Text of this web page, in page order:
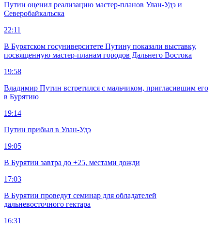
Путин оценил реализацию мастер-планов Улан-Удэ и
Северобайкальска
22:11
В Бурятском госуниверситете Путину показали выставку,
посвященную мастер-планам городов Дальнего Востока
19:58
Владимир Путин встретился с мальчиком, пригласившим его
в Бурятию
19:14
Путин прибыл в Улан-Удэ
19:05
В Бурятии завтра до +25, местами дожди
17:03
В Бурятии проведут семинар для обладателей
дальневосточного гектара
16:31